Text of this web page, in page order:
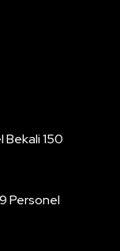
Bekali 150
Personel